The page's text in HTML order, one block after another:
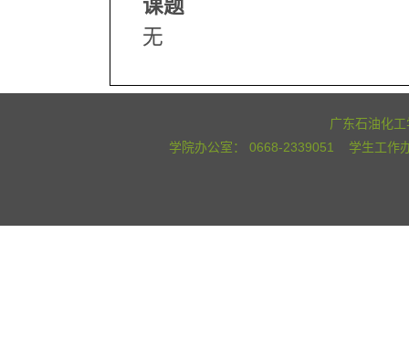
课题
无
广东石油化
学院办公室： 0668-2339051 学生工作